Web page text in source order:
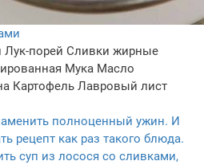
Лук-порей Сливки жирные
Мука Масло
Картофель Лавровый лист
полноценный ужин. И
рецепт как раз такого блюда.
суп из лосося со сливками,